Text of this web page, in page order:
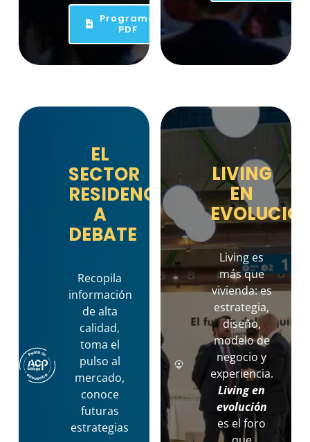
Programa
PDF
EL
SECTOR
RESIDENCIAL
A
DEBATE
Recopila
información
de alta
calidad,
toma el
pulso al
mercado,
conoce
futuras
estrategias
LIVING
EN
Living es
más que
vivienda: es
estrategia,
diseño,
modelo de
negocio y
experiencia.
Living en
evolución
es el foro